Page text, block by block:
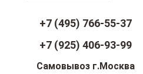
+7 (495) 766-55-37
+7 (925) 406-93-99
Самовывоз г.Москва